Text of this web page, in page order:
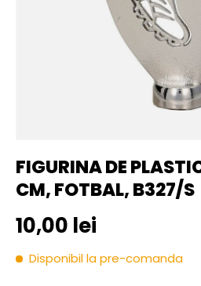
FIGURINA DE
CM, FOTBAL, B327/S
Pret initial
10,00 lei
Disponibil la pre-comanda